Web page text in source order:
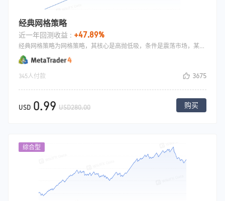
经典网格策略
近一年回测收益 : +47.89%
经典网格策略为网格策略，其核心是高抛低吸，条件是震荡市场，某只标的现价10usd，本金是20万。则第一次买入10万元，另外每下跌1元买入1万元，每上涨1元卖出1万元。这就是经典的网格交易，只要行情不跌破到0，就会赚钱.
345人付款 3675
USD 0.99 USD280.00 购买
综合型